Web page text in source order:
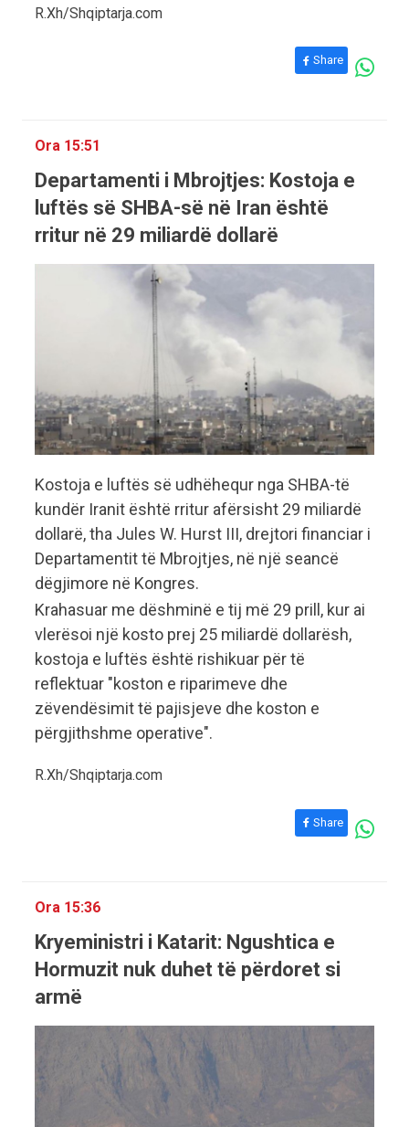
R.Xh/Shqiptarja.com
Share
Ora 15:51
Departamenti i Mbrojtjes: Kostoja e
luftës së SHBA-së në Iran është
rritur në 29 miliardë dollarë
Kostoja e luftës së udhëhequr nga SHBA-të
kundër Iranit është rritur afërsisht 29 miliardë
dollarë, tha Jules W. Hurst III, drejtori financiar i
Departamentit të Mbrojtjes, në një seancë
dëgjimore në Kongres.
Krahasuar me dëshminë e tij më 29 prill, kur ai
vlerësoi një kosto prej 25 miliardë dollarësh,
kostoja e luftës është rishikuar për të
reflektuar "koston e riparimeve dhe
zëvendësimit të pajisjeve dhe koston e
përgjithshme operative".
R.Xh/Shqiptarja.com
Share
Ora 15:36
Kryeministri i Katarit: Ngushtica e
Hormuzit nuk duhet të përdoret si
armë